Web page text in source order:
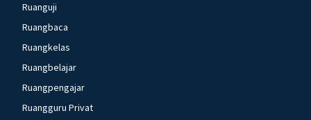
Ruanguji
Ruangbaca
Ruangkelas
Ruangbelajar
Ruangpengajar
Ruangguru Privat